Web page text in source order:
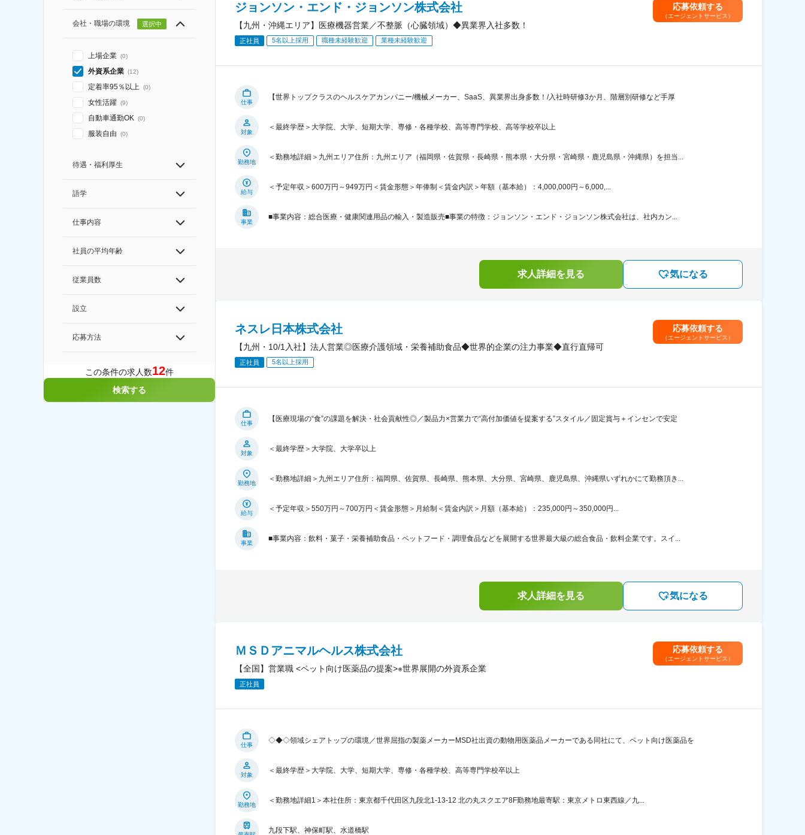
会社・職場の環境 選択中
上場企業 (0)
外資系企業 (12)
定着率95％以上 (0)
女性活躍 (9)
自動車通勤OK (0)
服装自由 (0)
待遇・福利厚生
語学
仕事内容
社員の平均年齢
従業員数
設立
応募方法
この条件の求人数12件
検索する
ジョンソン・エンド・ジョンソン株式会社
【九州・沖縄エリア】医療機器営業／不整脈（心臓領域）◆異業界入社多数！
正社員 5名以上採用 職種未経験歓迎 業種未経験歓迎
応募依頼する
（エージェントサービス）
仕事
【世界トップクラスのヘルスケアカンパニー/機械メーカー、SaaS、異業界出身多数！/入社時研修3か月、階層別研修など手厚
対象
＜最終学歴＞大学院、大学、短期大学、専修・各種学校、高等専門学校、高等学校卒以上
勤務地
＜勤務地詳細＞九州エリア住所：九州エリア（福岡県・佐賀県・長崎県・熊本県・大分県・宮崎県・鹿児島県・沖縄県）を担当...
給与
＜予定年収＞600万円～949万円＜賃金形態＞年俸制＜賃金内訳＞年額（基本給）：4,000,000円～6,000,...
事業
■事業内容：総合医療・健康関連用品の輸入・製造販売■事業の特徴：ジョンソン・エンド・ジョンソン株式会社は、社内カン...
求人詳細を見る 気になる
ネスレ日本株式会社
【九州・10/1入社】法人営業◎医療介護領域・栄養補助食品◆世界的企業の注力事業◆直行直帰可
正社員 5名以上採用
応募依頼する
（エージェントサービス）
仕事
【医療現場の“食”の課題を解決・社会貢献性◎／製品力×営業力で“高付加価値を提案する”スタイル／固定賞与＋インセンで安定
対象
＜最終学歴＞大学院、大学卒以上
勤務地
＜勤務地詳細＞九州エリア住所：福岡県、佐賀県、長崎県、熊本県、大分県、宮崎県、鹿児島県、沖縄県いずれかにて勤務頂き...
給与
＜予定年収＞550万円～700万円＜賃金形態＞月給制＜賃金内訳＞月額（基本給）：235,000円～350,000円...
事業
■事業内容：飲料・菓子・栄養補助食品・ペットフード・調理食品などを展開する世界最大級の総合食品・飲料企業です。スイ...
求人詳細を見る 気になる
ＭＳＤアニマルヘルス株式会社
【全国】営業職 <ペット向け医薬品の提案>※世界展開の外資系企業
正社員
応募依頼する
（エージェントサービス）
仕事
◇◆◇領域シェアトップの環境／世界屈指の製薬メーカーMSD社出資の動物用医薬品メーカーである同社にて、ペット向け医薬品を
対象
＜最終学歴＞大学院、大学、短期大学、専修・各種学校、高等専門学校卒以上
勤務地
＜勤務地詳細1＞本社住所：東京都千代田区九段北1-13-12 北の丸スクエア8F勤務地最寄駅：東京メトロ東西線／九...
九段下駅、神保町駅、水道橋駅